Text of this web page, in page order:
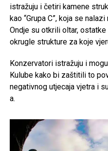
istražuju i četiri kamene
kao “Grupa C”, koja se
Ondje su otkrili oltar,
okrugle strukture za koje
Konzervatori istražuju i
Kulube kako bi zaštitili to
negativnog utjecaja vjetra i
a.